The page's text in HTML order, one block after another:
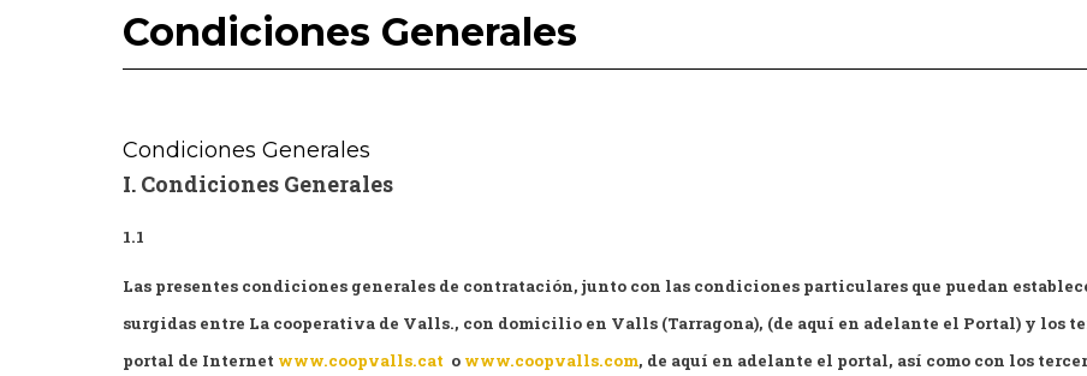
Condiciones Generales
Condiciones Generales
I. Condiciones Generales
1.1
Las presentes condiciones generales de contratación, junto con las condiciones particulares que puedan
surgidas entre La cooperativa de Valls., con domicilio en Valls (Tarragona), (de aquí en adelante el Portal) y los
portal de Internet www.coopvalls.cat o www.coopvalls.com, de aquí en adelante el portal, así como con los